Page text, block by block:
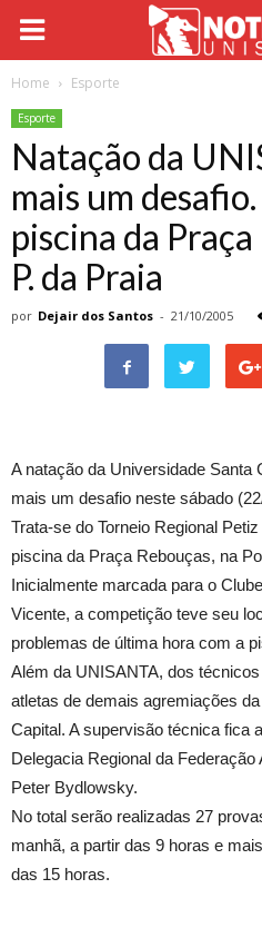
Home Esporte
Esporte
Natação da
mais um
piscina da
P. da Praia
por Dejair dos Santos - 21/10/2005
A natação da Universidade Santa
mais um desafio neste sábado
Trata-se do Torneio Regional
piscina da Praça Rebouças, na
Inicialmente marcada para o
Vicente, a competição teve seu
problemas de última hora com a
Além da UNISANTA, dos
atletas de demais agremiações
Capital. A supervisão técnica fica
Delegacia Regional da
Peter Bydlowsky.
No total serão realizadas 27
manhã, a partir das 9 horas e
das 15 horas.